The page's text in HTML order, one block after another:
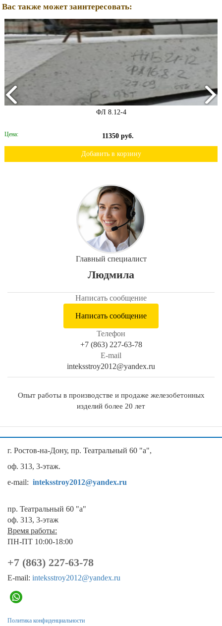
Вас также может заинтересовать:
ФЛ 8.12-4
Цена: 11350 руб.
Добавить в корзину
Главный специалист
Людмила
Написать сообщение
Написать сообщение
Телефон
+7 (863) 227-63-78
E-mail
inteksstroy2012@yandex.ru
Опыт работы в производстве и продаже железобетонных
изделий более 20 лет
г. Ростов-на-Дону, пр. Театральный 60 "а",
оф. 313, 3-этаж.
e-mail: inteksstroy2012@yandex.ru
пр. Театральный 60 "а"
оф. 313, 3-этаж
Время работы:
ПН-ПТ 10:00-18:00
+7 (863) 227-63-78
E-mail: inteksstroy2012@yandex.ru
Политика конфиденциальности